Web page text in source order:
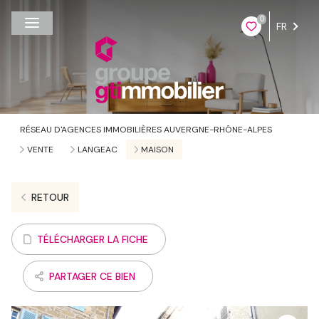
0
FR
RÉSEAU D'AGENCES IMMOBILIÈRES AUVERGNE-RHÔNE-ALPES
VENTE
LANGEAC MAISON
RETOUR
TÉLÉCHARGER LA FICHE
PARTAGER CE BIEN